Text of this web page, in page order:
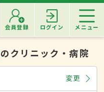
会員登録 ログイン メニュー
のクリニック・病院
変更